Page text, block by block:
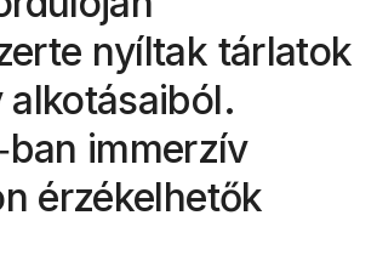
nyíltak tárlatok
alkotásaiból.
immerzív
érzékelhetők